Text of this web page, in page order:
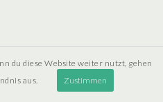
du diese Website weiter nutzt, gehen
aus.
Zustimmen